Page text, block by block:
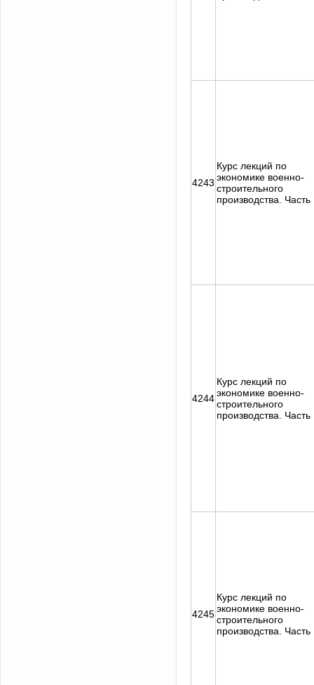
4243
Курс лекций по
экономике военно-
строительного
производства. Часть
4244
Курс лекций по
экономике военно-
строительного
производства. Часть
4245
Курс лекций по
экономике военно-
строительного
производства. Часть